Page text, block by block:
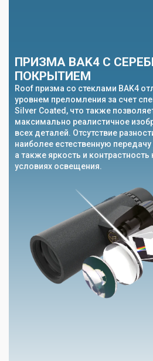
ПРИЗМА BAK4 С
ПОКРЫТИЕМ
Roof призма со стеклами BAK4
уровнем преломления за счет
Silver Coated, что также
максимально реалистичное
всех деталей. Отсутствие
наиболее естественную
а также яркость и
условиях освещения.